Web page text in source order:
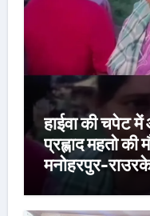
हाईवा की चपेट
प्रह्लाद महतो
मनोहरपुर-